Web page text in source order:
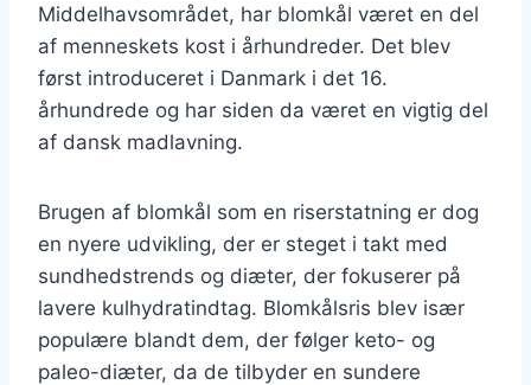
Middelhavsområdet, har blomkål været en del
af menneskets kost i århundreder. Det blev
først introduceret i Danmark i det 16.
århundrede og har siden da været en vigtig del
af dansk madlavning.
Brugen af blomkål som en riserstatning er dog
en nyere udvikling, der er steget i takt med
sundhedstrends og diæter, der fokuserer på
lavere kulhydratindtag. Blomkålsris blev især
populære blandt dem, der følger keto- og
paleo-diæter, da de tilbyder en sundere